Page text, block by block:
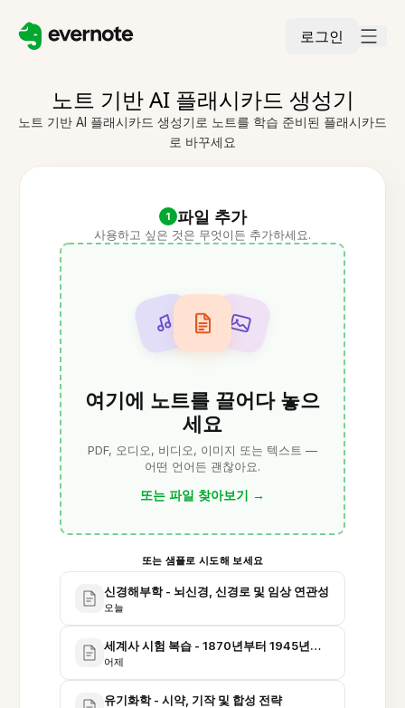
로그인
노트 기반 AI 플래시카드 생성기
노트 기반 AI 플래시카드 생성기로 노트를 학습 준비된 플래시카드
로 바꾸세요
1 파일 추가
사용하고 싶은 것은 무엇이든 추가하세요.
여기에 노트를 끌어다 놓으
세요
PDF, 오디오, 비디오, 이미지 또는 텍스트 —
어떤 언어든 괜찮아요.
또는 파일 찾아보기 →
또는 샘플로 시도해 보세요
신경해부학 - 뇌신경, 신경로 및 임상 연관성
오늘
세계사 시험 복습 - 1870년부터 1945년까지
어제
유기화학 - 시약, 기작 및 합성 전략